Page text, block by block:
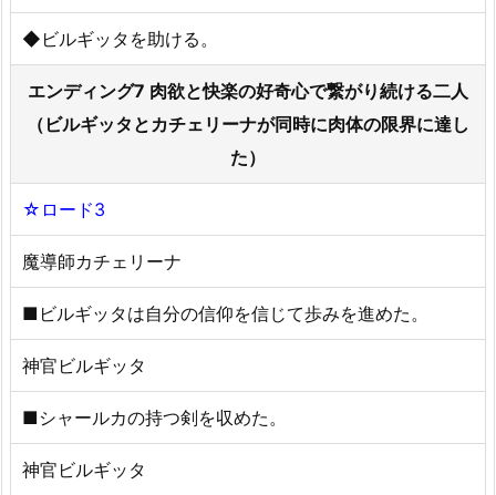
◆ビルギッタを助ける。
エンディング7 肉欲と快楽の好奇心で繋がり続ける二人
（ビルギッタとカチェリーナが同時に肉体の限界に達し
た）
☆ロード3
魔導師カチェリーナ
■ビルギッタは自分の信仰を信じて歩みを進めた。
神官ビルギッタ
■シャールカの持つ剣を収めた。
神官ビルギッタ